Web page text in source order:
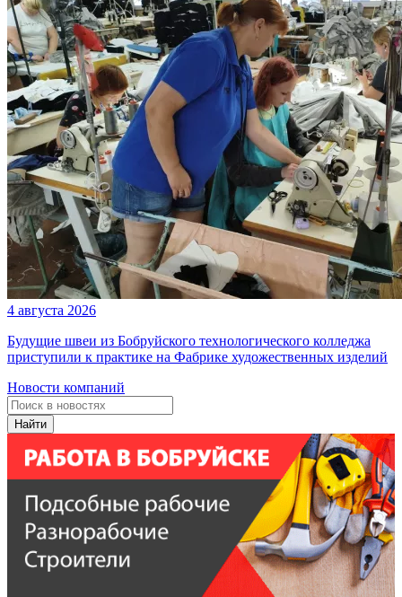
4 августа 2026
Будущие швеи из Бобруйского технологического колледжа
приступили к практике на Фабрике художественных изделий
Новости компаний
Найти